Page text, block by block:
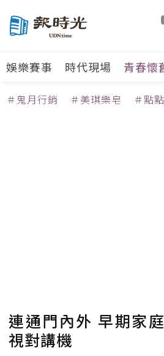
娛樂賽事 時代現場 青春懷
＃鬼月行銷 ＃美琪樂皂 ＃點
連通門內外 早期家
視對講機